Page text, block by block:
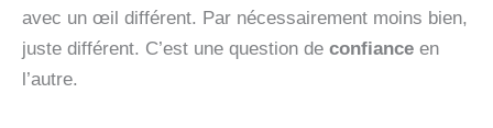
avec un œil différent. Par nécessairement moins bien,
juste différent. C’est une question de confiance en
l’autre.